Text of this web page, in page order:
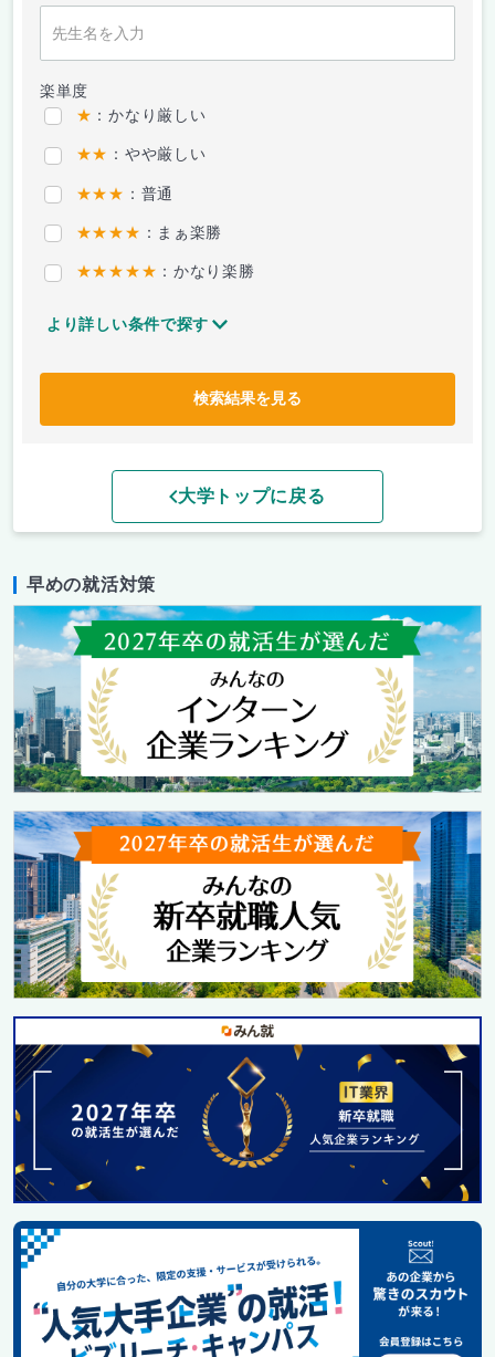
楽単度
★ ：かなり厳しい
★★ ：やや厳しい
★★★ ：普通
★★★★ ：まぁ楽勝
★★★★★ ：かなり楽勝
より詳しい条件で探す
検索結果を見る
大学トップに戻る
早めの就活対策